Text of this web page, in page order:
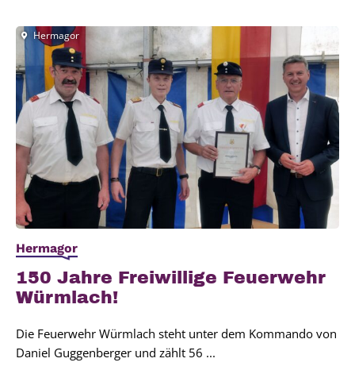
Hermagor
Hermagor
150 Jah­re Frei­wil­li­ge Feu­er­wehr
Würm­lach!
Die Feuerwehr Würmlach steht unter dem Kommando von
Daniel Guggenberger und zählt 56 ...